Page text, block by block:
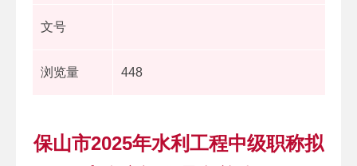
文号
浏览量 448
保山市2025年水利工程中级职称拟